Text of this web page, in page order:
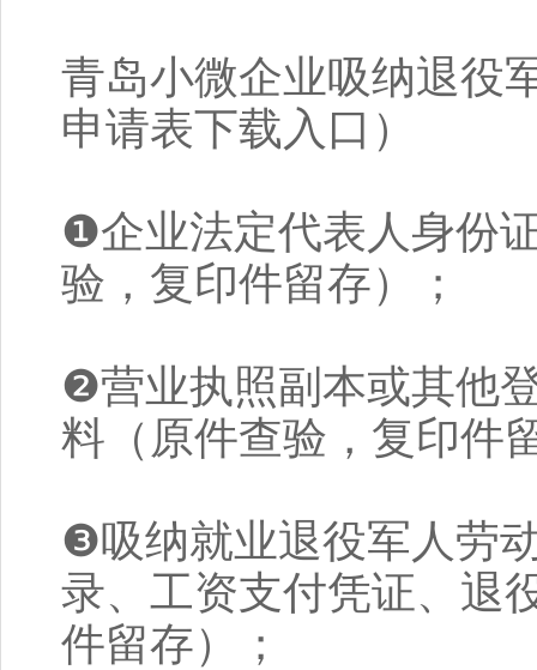
青岛小微企业吸纳退役
申请表下载入口）
❶企业法定代表人身份
验，复印件留存）；
❷营业执照副本或其他
料（原件查验，复印件
❸吸纳就业退役军人劳
录、工资支付凭证、退
件留存）；